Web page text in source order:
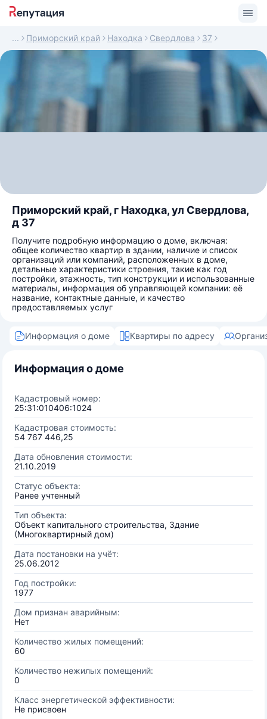
Приморский край Находка Свердлова 37
Приморский край, г Находка, ул Свердлова,
д 37
Получите подробную информацию о доме, включая:
общее количество квартир в здании, наличие и список
организаций или компаний, расположенных в доме,
детальные характеристики строения, такие как год
постройки, этажность, тип конструкции и использованные
материалы, информация об управляющей компании: её
название, контактные данные, и качество
предоставляемых услуг
Информация о доме Квартиры по адресу
Информация о доме
Кадастровый номер:
25:31:010406:1024
Кадастровая стоимость:
54 767 446,25
Дата обновления стоимости:
21.10.2019
Статус объекта:
Ранее учтенный
Тип объекта:
Объект капитального строительства, Здание
(Многоквартирный дом)
Дата постановки на учёт:
25.06.2012
Год постройки:
1977
Дом признан аварийным:
Нет
Количество жилых помещений:
60
Количество нежилых помещений:
0
Класс энергетической эффективности:
Не присвоен